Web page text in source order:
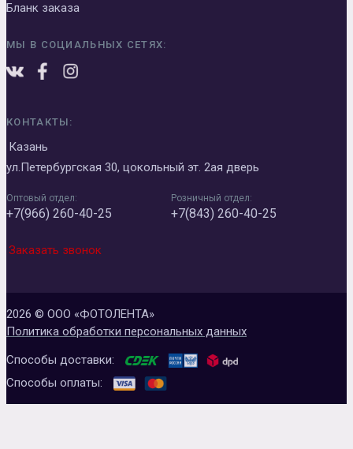
Бланк заказа
МЫ В СОЦИАЛЬНЫХ СЕТЯХ:
КОНТАКТЫ:
Казань
ул.Петербургская 30, цокольный эт. 2ая дверь
Оптовый отдел:
+7(966) 260-40-25
Розничный отдел:
+7(843) 260-40-25
Заказать звонок
2026 © ООО «ФОТОЛЕНТА»
Политика обработки персональных данных
Способы доставки:
Способы оплаты: